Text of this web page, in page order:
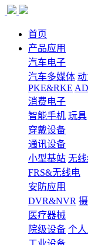
首页
产品应用
汽车电子
汽车多媒体
PKE&RKE
消费电子
智能手机 玩具
穿戴设备
通讯设备
小型基站 无
FRS&无线电
安防应用
DVR&NVR
医疗器械
院级设备 个